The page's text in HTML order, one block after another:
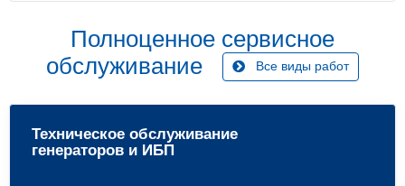
Полноценное сервисное
обслуживание
Все виды работ
Техническое обслуживание
генераторов и ИБП